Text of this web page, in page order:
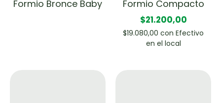
Formio Bronce Baby Formio Compacto
$21.200,00
$19.080,00 con Efectivo
en el local